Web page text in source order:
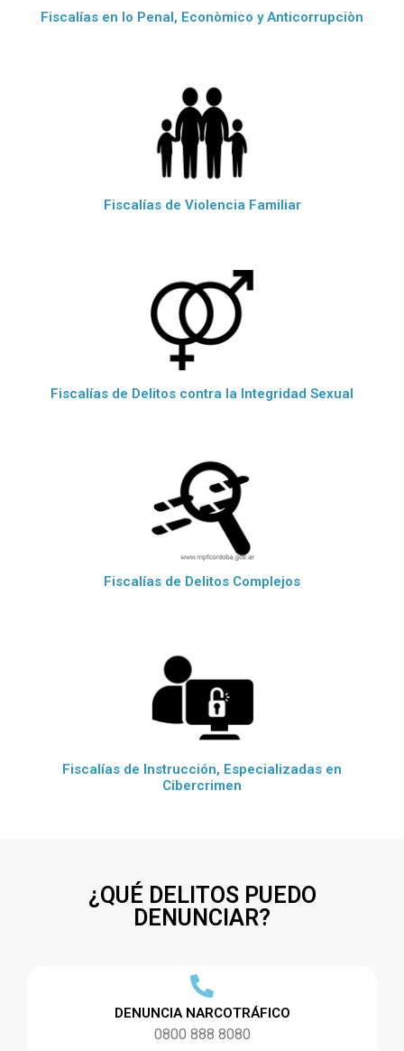
Fiscalías en lo Penal, Econòmico y Anticorrupciòn
Fiscalías de Violencia Familiar
Fiscalías de Delitos contra la Integridad Sexual
Fiscalías de Delitos Complejos
Fiscalías de Instrucción, Especializadas en
Cibercrimen
¿QUÉ DELITOS PUEDO
DENUNCIAR?
DENUNCIA NARCOTRÁFICO
0800 888 8080